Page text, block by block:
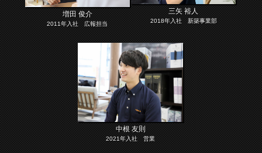
増田 俊介
2011年入社 広報担当
三矢 裕人
2018年入社 新築事業部
中根 友則
2021年入社 営業